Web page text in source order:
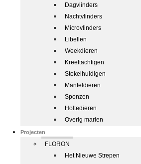
Dagvlinders
Nachtvlinders
Microvlinders
Libellen
Weekdieren
Kreeftachtigen
Stekelhuidigen
Manteldieren
Sponzen
Holtedieren
Overig marien
Projecten
FLORON
Het Nieuwe Strepen